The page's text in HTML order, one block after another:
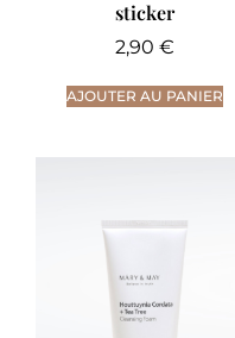
sticker
2,90 €
AJOUTER AU PANIER